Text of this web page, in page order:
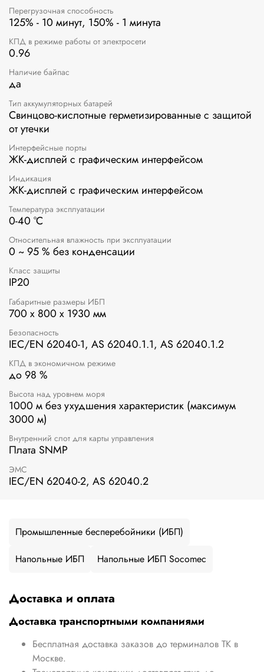
Перегрузочная способность
125% - 10 минут, 150% - 1 минута
КПД в режиме работы от электросети
0.96
Наличие байпас
да
Тип аккумуляторных батарей
Свинцово-кислотные герметизированные с защитой
от утечки
Интерфейсные порты
ЖК-дисплей с графическим интерфейсом
Индикация
ЖК-дисплей с графическим интерфейсом
Температура эксплуатации
0-40 °C
Относительная влажность при эксплуатации
0 ~ 95 % без конденсации
Класс защиты
IP20
Габаритные размеры ИБП
700 x 800 x 1930 мм
Безопасность
IEC/EN 62040-1, AS 62040.1.1, AS 62040.1.2
КПД в экономичном режиме
до 98 %
Высота над уровнем моря
1000 м без ухудшения характеристик (максимум
3000 м)
Внутренний слот для карты управления
Плата SNMP
ЭМС
IEC/EN 62040-2, AS 62040.2
Промышленные бесперебойники (ИБП)
Напольные ИБП
Напольные ИБП Socomec
Доставка и оплата
Доставка транспортными компаниями
Бесплатная доставка заказов до терминалов ТК в
Москве.